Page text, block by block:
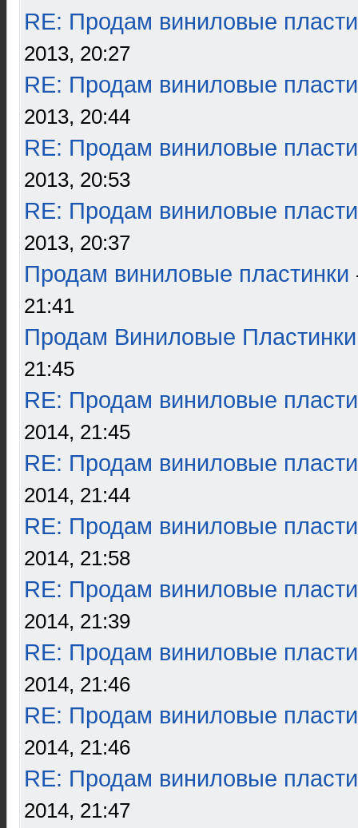
RE: Продам виниловые
2013, 20:27
RE: Продам виниловые
2013, 20:44
RE: Продам виниловые
2013, 20:53
RE: Продам виниловые
2013, 20:37
Продам виниловые пластинки
21:41
Продам Виниловые Пластинки
21:45
RE: Продам виниловые
2014, 21:45
RE: Продам виниловые
2014, 21:44
RE: Продам виниловые
2014, 21:58
RE: Продам виниловые
2014, 21:39
RE: Продам виниловые
2014, 21:46
RE: Продам виниловые
2014, 21:46
RE: Продам виниловые
2014, 21:47